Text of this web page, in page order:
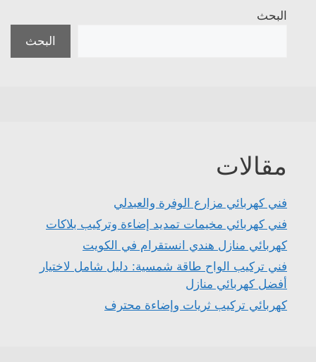
البحث
البحث
مقالات
فني كهربائي مزارع الوفرة والعبدلي
فني كهربائي مخيمات تمديد إضاءة وتركيب بلاكات
كهربائي منازل هندي انستقرام في الكويت
فني تركيب الواح طاقة شمسية: دليل شامل لاختيار
أفضل كهربائي منازل
كهربائي تركيب ثريات وإضاءة محترف